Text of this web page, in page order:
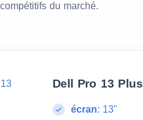
du marché.
Dell Pro 13 Plus
écran: 13"